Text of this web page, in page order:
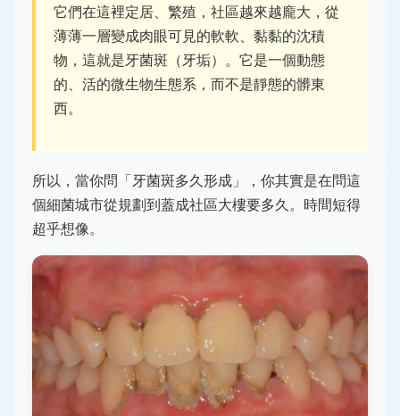
它們在這裡定居、繁殖，社區越來越龐大，從
薄薄一層變成肉眼可見的軟軟、黏黏的沈積
物，這就是牙菌斑（牙垢）。它是一個動態
的、活的微生物生態系，而不是靜態的髒東
西。
所以，當你問「牙菌斑多久形成」，你其實是在問這
個細菌城市從規劃到蓋成社區大樓要多久。時間短得
超乎想像。